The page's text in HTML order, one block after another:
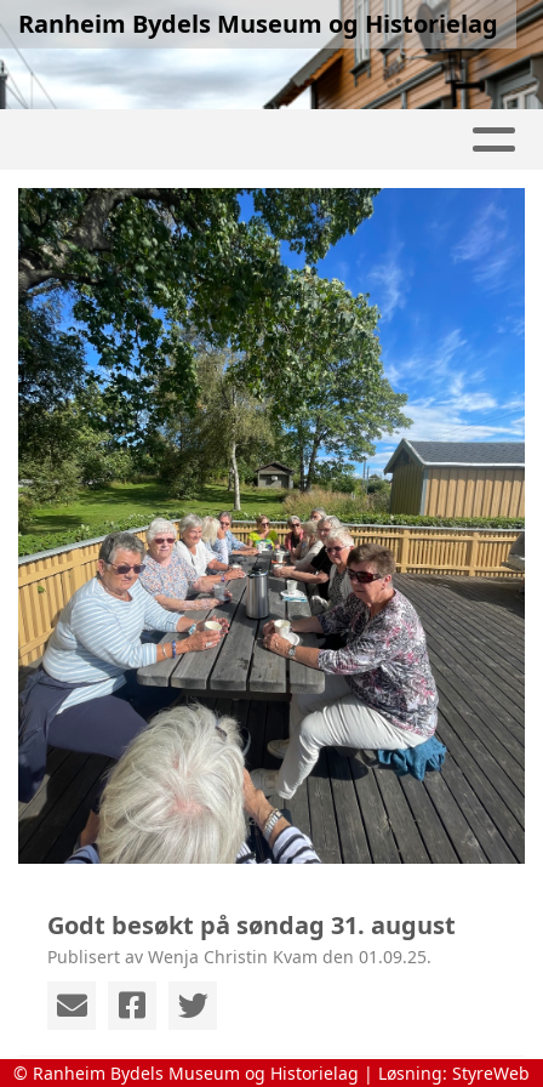
Ranheim Bydels Museum og Historielag
Godt besøkt på søndag 31. august
Publisert av Wenja Christin Kvam den 01.09.25.
© Ranheim Bydels Museum og Historielag | Løsning: StyreWeb